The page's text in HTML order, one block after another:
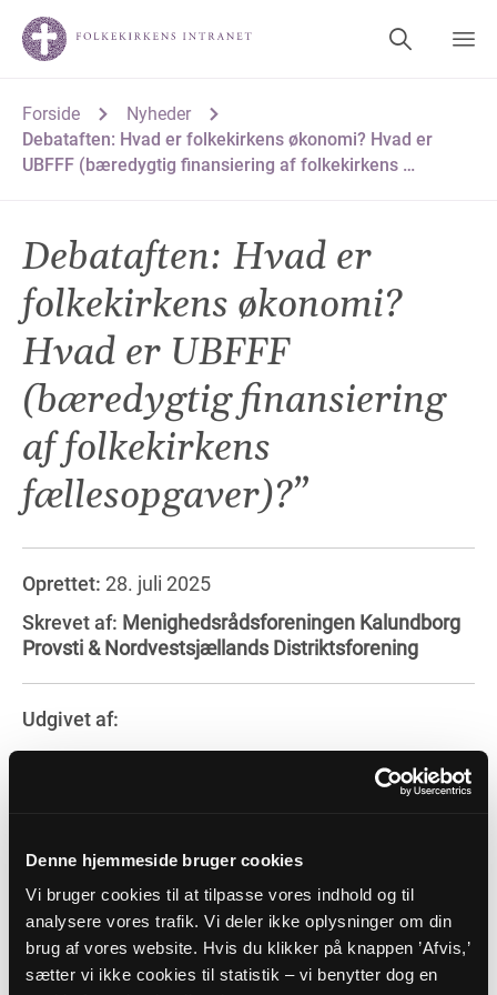
Denne hjemmeside bruger cookies
Vi bruger cookies til at tilpasse vores indhold og til
analysere vores trafik. Vi deler ikke oplysninger om din
brug af vores website. Hvis du klikker på knappen ’Afvis,’
sætter vi ikke cookies til statistik – vi benytter dog en
Forside
Nyheder
Debataften: Hvad er folkekirkens økonomi? Hvad er
UBFFF (bæredygtig finansiering af folkekirkens …
Debataften: Hvad er
folkekirkens økonomi?
Hvad er UBFFF
(bæredygtig finansiering
af folkekirkens
fællesopgaver)?”
Oprettet: 28. juli 2025
Skrevet af: Menighedsrådsforeningen Kalundborg
Provsti & Nordvestsjællands Distriktsforening
Udgivet af:
Bodil Therkelsen: stavbt@hotmail.com
Videresend